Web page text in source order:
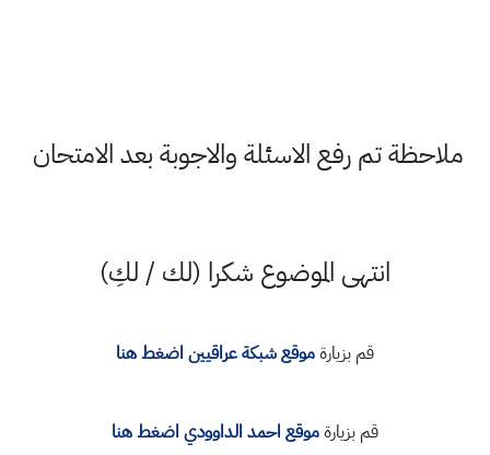
ملاحظة تم رفع الاسئلة والاجوبة بعد الامتحان
انتهى الموضوع شكرا (لك / لكِ)
قم بزيارةموقع شبكة عراقيين اضغط هنا
قم بزيارةموقع احمد الداوودي اضغط هنا